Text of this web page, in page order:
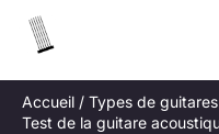
Accueil
Types de guitares
Test de la guitare
h